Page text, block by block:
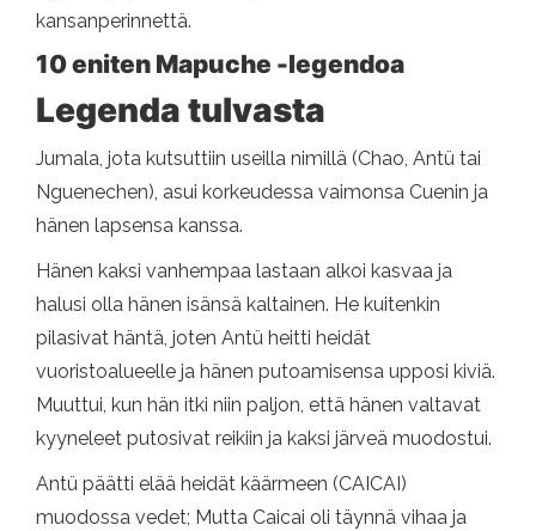
kansanperinnettä.
10 eniten Mapuche -legendoa
Legenda tulvasta
Jumala, jota kutsuttiin useilla nimillä (Chao, Antü tai
Nguenechen), asui korkeudessa vaimonsa Cuenin ja
hänen lapsensa kanssa.
Hänen kaksi vanhempaa lastaan ​​alkoi kasvaa ja
halusi olla hänen isänsä kaltainen. He kuitenkin
pilasivat häntä, joten Antü heitti heidät
vuoristoalueelle ja hänen putoamisensa upposi kiviä.
Muuttui, kun hän itki niin paljon, että hänen valtavat
kyyneleet putosivat reikiin ja kaksi järveä muodostui.
Antü päätti elää heidät käärmeen (CAICAI)
muodossa vedet; Mutta Caicai oli täynnä vihaa ja